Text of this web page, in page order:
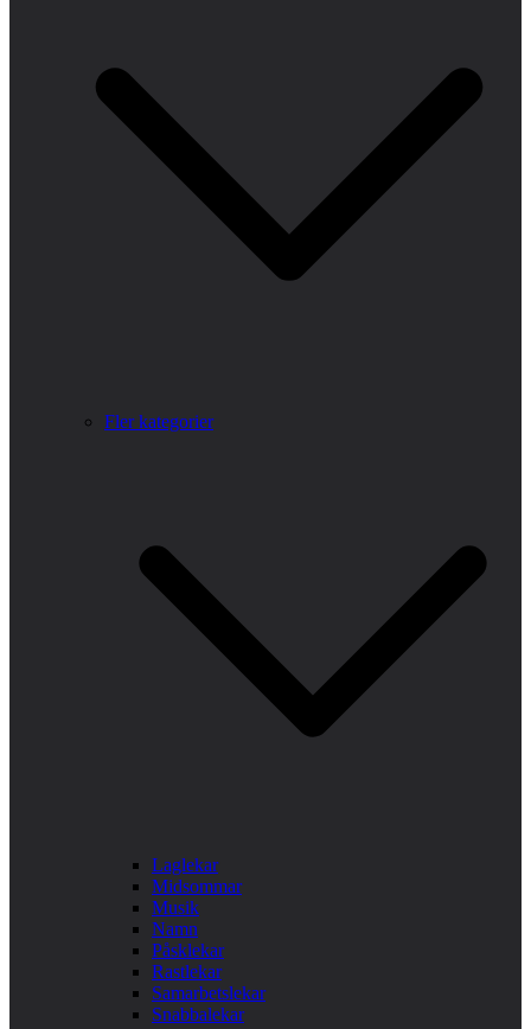
Fler kategorier
Laglekar
Midsommar
Musik
Namn
Påsklekar
Rastlekar
Samarbetslekar
Snabbalekar